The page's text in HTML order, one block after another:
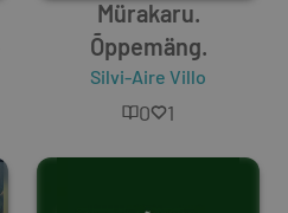
Mürakaru.
Õppemäng.
Silvi-Aire Villo
0 1